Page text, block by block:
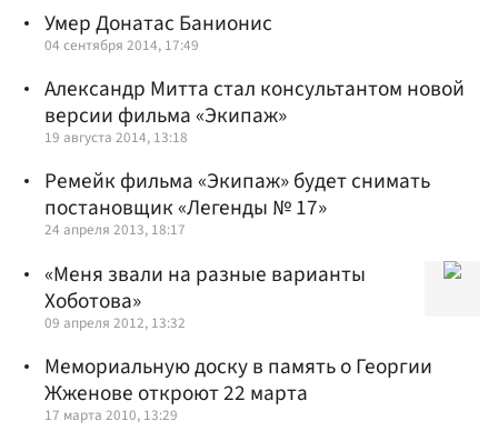
Умер Донатас Банионис
04 сентября 2014, 17:49
Александр Митта стал консультантом новой
версии фильма «Экипаж»
19 августа 2014, 13:18
Ремейк фильма «Экипаж» будет снимать
постановщик «Легенды № 17»
24 апреля 2013, 18:17
«Меня звали на разные варианты
Хоботова»
09 апреля 2012, 13:32
Мемориальную доску в память о Георгии
Жженове откроют 22 марта
17 марта 2010, 13:29